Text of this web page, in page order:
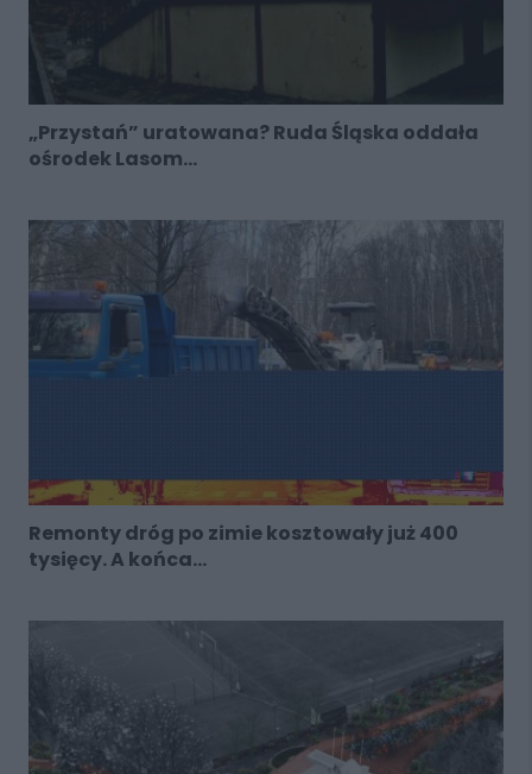
„Przystań” uratowana? Ruda Śląska oddała
ośrodek Lasom...
Remonty dróg po zimie kosztowały już 400
tysięcy. A końca...